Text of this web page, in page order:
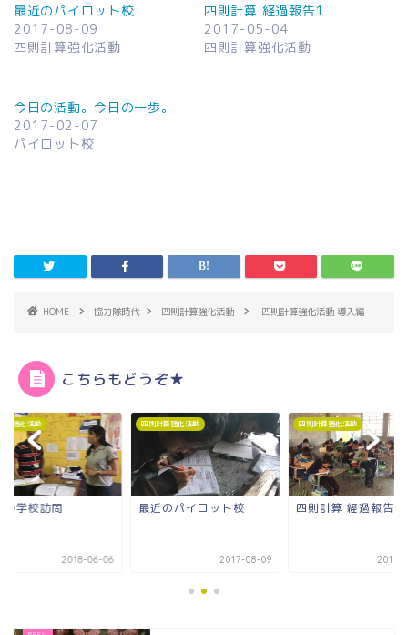
最近のパイロット校
2017-08-09
四則計算強化活動
四則計算 経過報告1
2017-05-04
四則計算強化活動
今日の活動。今日の一歩。
2017-02-07
パイロット校
HOME 協力隊時代 四則計算強化活動 四則計算強化活動 導入編
こちらもどうぞ★
算強化活動
パイロット校
2017-08-09
四則計算強化活動
四則計算 経過報告1
2017-05-04
四則計算強化活動
最後の学校訪問
2018-